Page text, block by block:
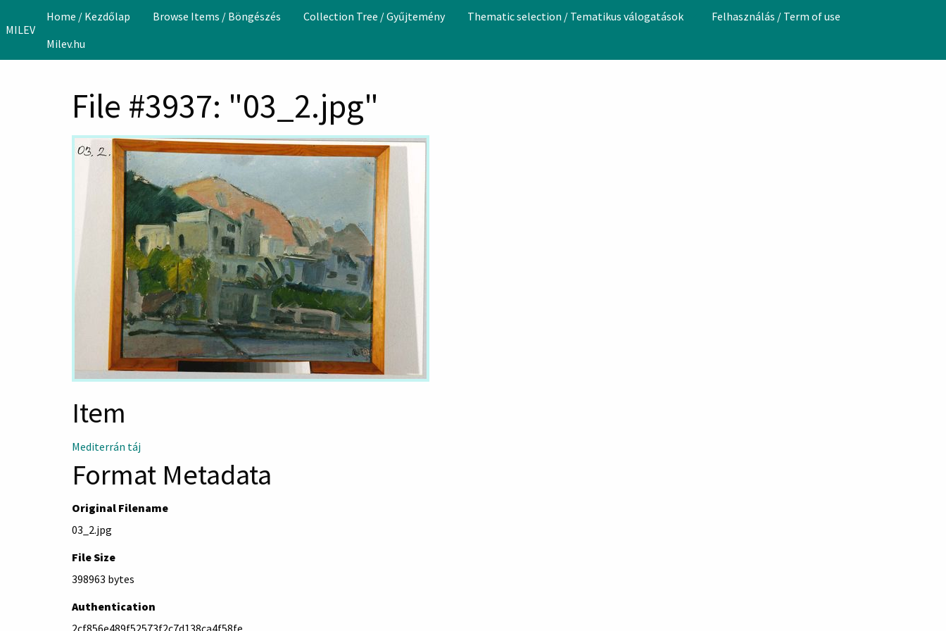
MILEV
Home / Kezdőlap Browse Items / Böngészés Collection Tree / Gyűjtemény Thematic selection / Tematikus válogatások
Felhasználás / Term of use
Milev.hu
File #3937: "03_2.jpg"
Item
Mediterrán táj
Format Metadata
Original Filename
03_2.jpg
File Size
398963 bytes
Authentication
2cf856e489f52573f2c7d138ca4f58fe